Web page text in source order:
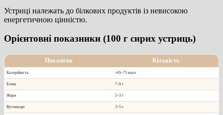
Устриці належать до білкових продуктів із невисокою
енергетичною цінністю.
Орієнтовні показники (100 г сирих устриць)
Показник Кількість
Калорійність ~65–75 ккал
Білки 7–9 г
Жири 2–3 г
Вуглеводи 3–5 г